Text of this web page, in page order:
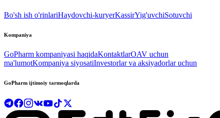
Bo'sh ish o'rinlariHaydovchi-kuryerKassirYig'uvchiSotuvchi
Kompaniya
GoPharm kompaniyasi haqidaKontaktlarOAV uchun
ma'lumotKompaniya siyosatiInvestorlar va aksiyadorlar uchun
GoPharm ijtimoiy tarmoqlarda